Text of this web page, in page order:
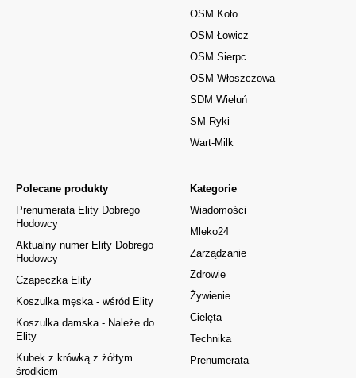
Kategorie
Wiadomości
Mleko24
Zarządzanie
Zdrowie
Żywienie
Cielęta
Technika
Prenumerata
Polecane produkty
Prenumerata Elity Dobrego
Hodowcy
Aktualny numer Elity Dobrego
Hodowcy
Czapeczka Elity
Koszulka męska - wśród Elity
Koszulka damska - Należe do
Elity
Kubek z krówką z żółtym
środkiem
OSM Koło
OSM Łowicz
OSM Sierpc
OSM Włoszczowa
SDM Wieluń
SM Ryki
Wart-Milk